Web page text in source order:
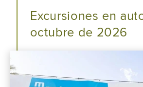
Excursiones en
octubre de 2026